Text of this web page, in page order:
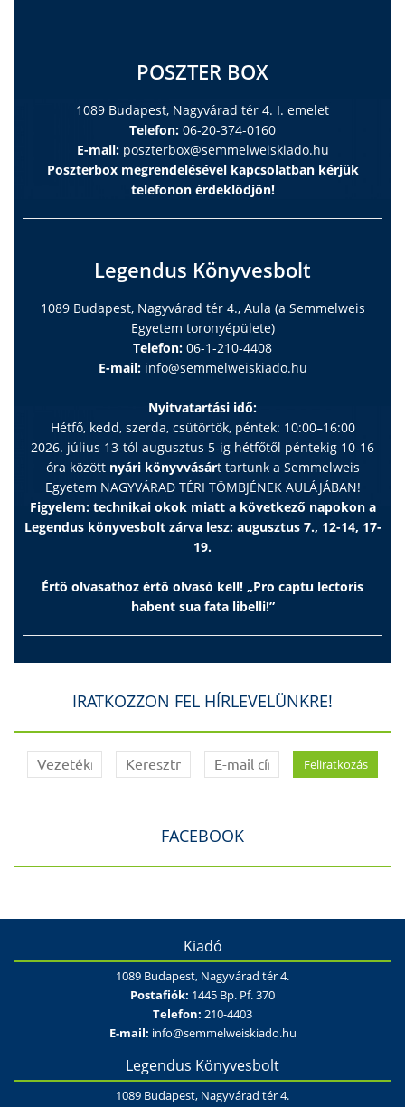
POSZTER BOX
1089 Budapest, Nagyvárad tér 4. I. emelet
Telefon: 06-20-374-0160
E-mail: poszterbox@semmelweiskiado.hu
Poszterbox megrendelésével kapcsolatban kérjük
telefonon érdeklődjön!
Legendus Könyvesbolt
1089 Budapest, Nagyvárad tér 4., Aula (a Semmelweis
Egyetem toronyépülete)
Telefon: 06-1-210-4408
E-mail: info@semmelweiskiado.hu
Nyitvatartási idő:
Hétfő, kedd, szerda, csütörtök, péntek: 10:00–16:00
2026. július 13-tól augusztus 5-ig hétfőtől péntekig 10-16
óra között nyári könyvvásárt tartunk a Semmelweis
Egyetem NAGYVÁRAD TÉRI TÖMBJÉNEK AULÁJÁBAN!
Figyelem: technikai okok miatt a következő napokon a
Legendus könyvesbolt zárva lesz: augusztus 7., 12-14, 17-
19.
Értő olvasathoz értő olvasó kell! „Pro captu lectoris
habent sua fata libelli!”
IRATKOZZON FEL HÍRLEVELÜNKRE!
FACEBOOK
Kiadó
1089 Budapest, Nagyvárad tér 4.
Postafiók: 1445 Bp. Pf. 370
Telefon: 210-4403
E-mail: info@semmelweiskiado.hu
Legendus Könyvesbolt
1089 Budapest, Nagyvárad tér 4.